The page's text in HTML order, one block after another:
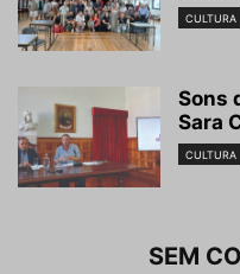
CULTURA
Sons
Sara
CULTURA
SEM